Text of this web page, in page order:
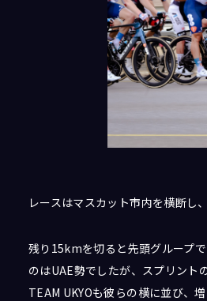
レースはマスカット市内を横断し
残り15kmを切ると先頭グループ
のはUAE勢でしたが、スプリント
TEAM UKYOも彼らの横に並び、